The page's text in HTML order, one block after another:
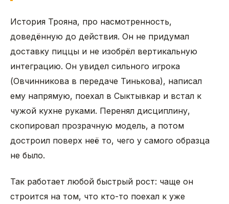
История Трояна, про насмотренность,
доведённую до действия. Он не придумал
доставку пиццы и не изобрёл вертикальную
интеграцию. Он увидел сильного игрока
(Овчинникова в передаче Тинькова), написал
ему напрямую, поехал в Сыктывкар и встал к
чужой кухне руками. Перенял дисциплину,
скопировал прозрачную модель, а потом
достроил поверх неё то, чего у самого образца
не было.
Так работает любой быстрый рост: чаще он
строится на том, что кто-то поехал к уже